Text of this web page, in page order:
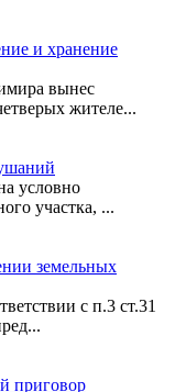
и хранение
вынес
жителе...
условно
участка, ...
земельных
с п.3 ст.31
приговор